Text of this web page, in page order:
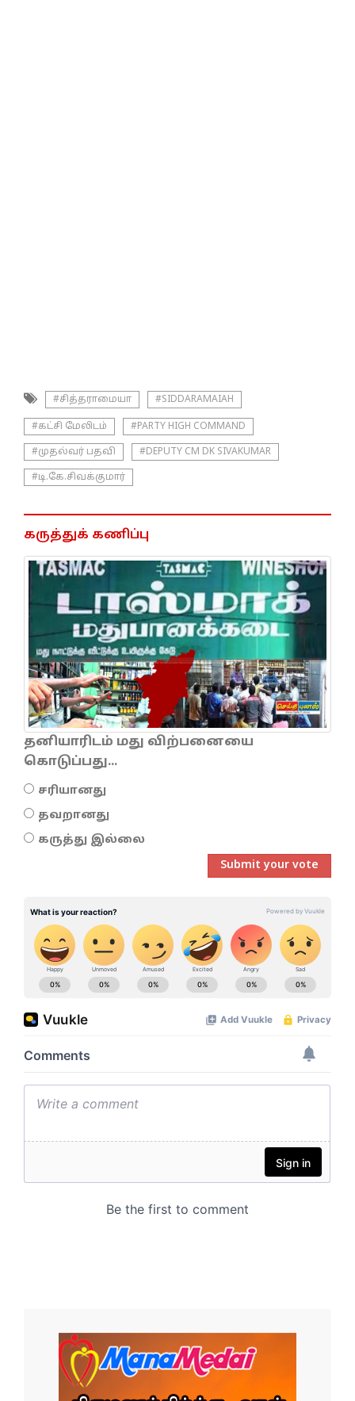
#சித்தராமையா #SIDDARAMAIAH
#கட்சி மேலிடம் #PARTY HIGH COMMAND
#முதல்வர் பதவி #DEPUTY CM DK SIVAKUMAR
#டி.கே.சிவக்குமார்
கருத்துக் கணிப்பு
தனியாரிடம் மது விற்பனையை
கொடுப்பது...
சரியானது
தவறானது
கருத்து இல்லை
Submit your vote